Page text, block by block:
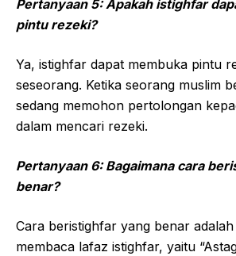
Pertanyaan 5: Apakah istighfar
pintu rezeki?
Ya, istighfar dapat membuka pintu
seseorang. Ketika seorang muslim
sedang memohon pertolongan
dalam mencari rezeki.
Pertanyaan 6: Bagaimana cara
benar?
Cara beristighfar yang benar
membaca lafaz istighfar, yaitu